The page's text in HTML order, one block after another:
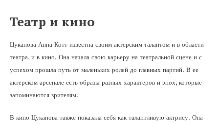
Театр и кино
Цуканова Анна Котт известна своим актерским талантом и в области
театра, и в кино. Она начала свою карьеру на театральной сцене и с
успехом прошла путь от маленьких ролей до главных партий. В ее
актерском арсенале есть образы разных характеров и эпох, которые
запоминаются зрителям.
В кино Цуканова также показала себя как талантливую актрису. Она